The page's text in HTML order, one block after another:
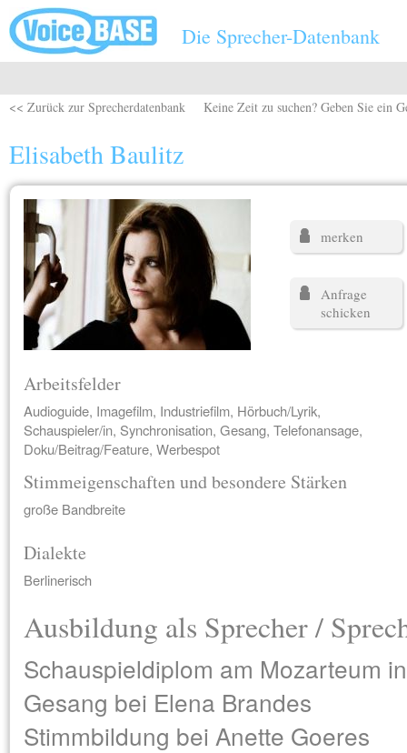
Direkt zum Inhalt
Die Sprecher-Datenbank
<< Zurück zur Sprecherdatenbank Keine Zeit zu suchen? Geben Sie ein
Elisabeth Baulitz
merken
Anfrage
schicken
Arbeitsfelder
Audioguide, Imagefilm, Industriefilm, Hörbuch/Lyrik,
Schauspieler/in, Synchronisation, Gesang, Telefonansage,
Doku/Beitrag/Feature, Werbespot
Stimmeigenschaften und besondere Stärken
große Bandbreite
Dialekte
Berlinerisch
Ausbildung als Sprecher /
Schauspieldiplom am Mozarteum
Gesang bei Elena Brandes
Stimmbildung bei Anette Goeres